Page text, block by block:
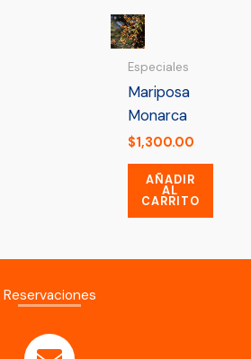
Especiales
Mariposa
Monarca
$1,300.00
AÑADIR
AL
CARRITO
Reservaciones